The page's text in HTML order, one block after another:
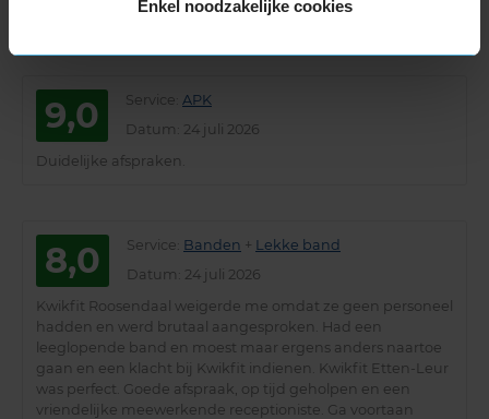
Enkel noodzakelijke cookies
Netjes geholpen
9,0 Service APK
Datum
: 24 juli 2026
Duidelijke afspraken.
8,0 Service Banden + Lekke band
Datum
: 24 juli 2026
Kwikfit Roosendaal weigerde me omdat ze geen personeel
hadden en werd brutaal aangesproken. Had een
leeglopende band en moest maar ergens anders naartoe
gaan en een klacht bij Kwikfit indienen. Kwikfit Etten-Leur
was perfect. Goede afspraak, op tijd geholpen en een
vriendelijke meewerkende receptioniste. Ga voortaan